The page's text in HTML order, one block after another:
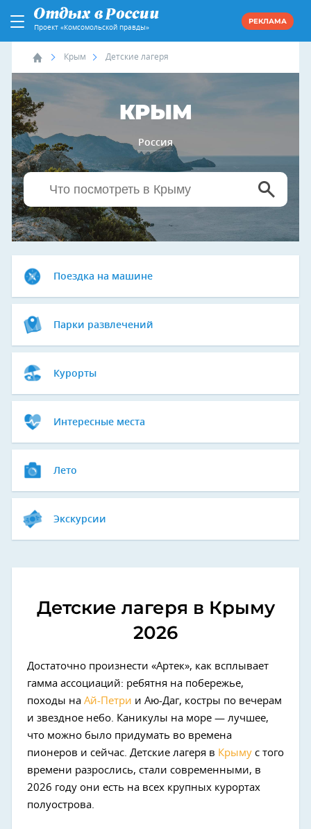
Проект «Комсомольской правды»
РЕКЛАМА
Крым Детские лагеря
КРЫМ
Россия
Поездка на машине
Парки развлечений
Курорты
Интересные места
Лето
Экскурсии
Детские лагеря в Крыму
2026
Достаточно произнести «Артек», как всплывает
гамма ассоциаций: ребятня на побережье,
походы на Ай-Петри и Аю-Даг, костры по вечерам
и звездное небо. Каникулы на море — лучшее,
что можно было придумать во времена
пионеров и сейчас. Детские лагеря в Крыму с того
времени разрослись, стали современными, в
2026 году они есть на всех крупных курортах
полуострова.